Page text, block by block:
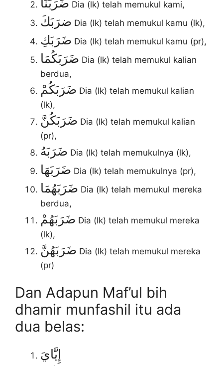
ضَرَبَنَا Dia (lk) telah memukul kami,
ضرَبَكَ Dia (lk) telah memukul kamu (lk),
ضَرَبَكِ Dia (lk) telah memukul kamu (pr),
ضَرَبَكُمَا Dia (lk) telah memukul kalian
berdua,
ضَرَبَكُمْ Dia (lk) telah memukul kalian
(lk),
ضَرَبَكُنَّ Dia (lk) telah memukul kalian
(pr),
ضَرَبَهُ Dia (lk) telah memukulnya (lk),
ضَرَبَهَا Dia (lk) telah memukulnya (pr),
ضَرَبَهُمَا Dia (lk) telah memukul mereka
berdua,
ضَرَبَهُمْ Dia (lk) telah memukul mereka
(lk),
ضَرَبَهُنَّ Dia (lk) telah memukul mereka
(pr)
Dan Adapun Maf’ul bih
dhamir munfashil itu ada
dua belas:
إِيَّايَ